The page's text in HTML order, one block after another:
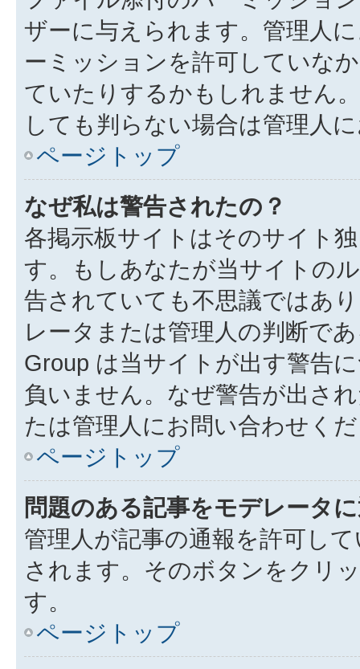
ザーに与えられます。管理人
ーミッションを許可していな
ていたりするかもしれません
しても判らない場合は管理人
ページトップ
なぜ私は警告されたの？
各掲示板サイトはそのサイト
す。もしあなたが当サイトの
告されていても不思議ではあ
レータまたは管理人の判断で
Group は当サイトが出す警告
負いません。なぜ警告が出さ
たは管理人にお問い合わせく
ページトップ
問題のある記事をモデレータ
管理人が記事の通報を許可し
されます。そのボタンをクリ
す。
ページトップ